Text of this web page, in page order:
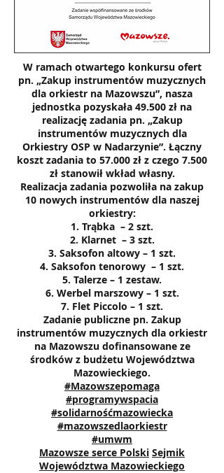
W ramach otwartego konkursu ofert
pn. „Zakup instrumentów muzycznych
dla orkiestr na Mazowszu”, nasza
jednostka pozyskała 49.500 zł na
realizację zadania pn. „Zakup
instrumentów muzycznych dla
Orkiestry OSP w Nadarzynie”. Łączny
koszt zadania to 57.000 zł z czego 7.500
zł stanowił wkład własny.
Realizacja zadania pozwoliła na zakup
10 nowych instrumentów dla naszej
orkiestry:
1. Trąbka – 2 szt.
2. Klarnet – 3 szt.
3. Saksofon altowy – 1 szt.
4. Saksofon tenorowy – 1 szt.
5. Talerze – 1 zestaw.
6. Werbel marszowy – 1 szt.
7. Flet Piccolo – 1 szt.
Zadanie publiczne pn. Zakup
instrumentów muzycznych dla orkiestr
na Mazowszu dofinansowane ze
środków z budżetu Województwa
Mazowieckiego.
#Mazowszepomaga
#programywspacia
#solidarnośćmazowiecka
#mazowszedlaorkiestr
#umwm
Mazowsze serce Polski Sejmik
Województwa Mazowieckiego